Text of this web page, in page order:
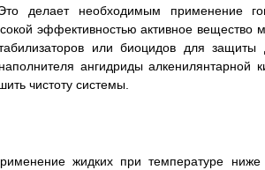
делает необходимым применение
эффективностью активное вещество
или биоцидов для
ангидриды алкенилянтарной
чистоту системы.
жидких при температуре